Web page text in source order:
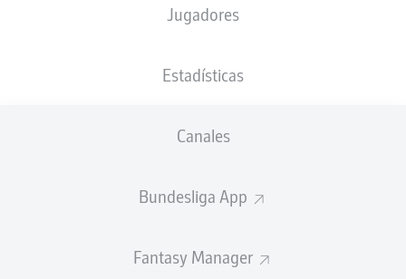
Jugadores
Estadísticas
Canales
Bundesliga App
Fantasy Manager
21.11.2006